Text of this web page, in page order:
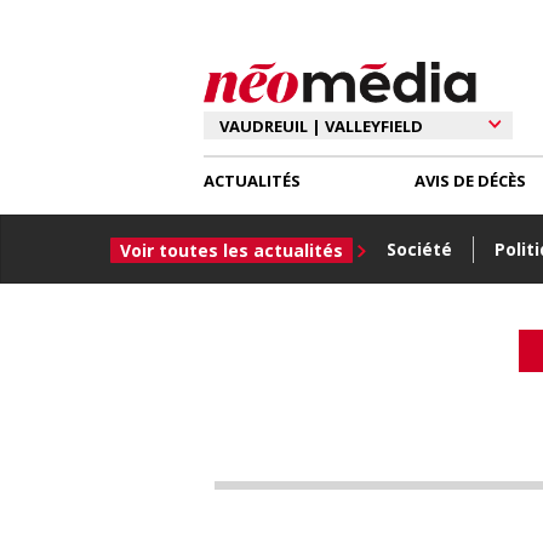
ACTUALITÉS
Voir toutes les actualités Société
AVIS DE DÉCÈS